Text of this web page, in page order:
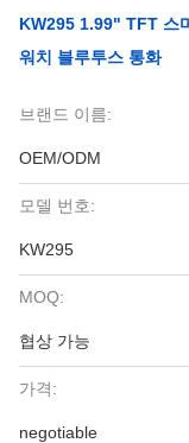
KW295 1.99" TFT 스
워치 블루투스 통화
브랜드 이름:
OEM/ODM
모델 번호:
KW295
MOQ:
협상 가능
가격:
negotiable